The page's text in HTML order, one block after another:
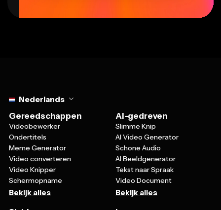
Videobewerker
Ondertitels
Meme Generator
Video converteren
Video Knipper
Schermopname
Bekijk alles
Slimme Knip
AI Video Generator
Schone Audio
AI Beeldgenerator
Tekst naar Spraak
Video Document
Bekijk alles